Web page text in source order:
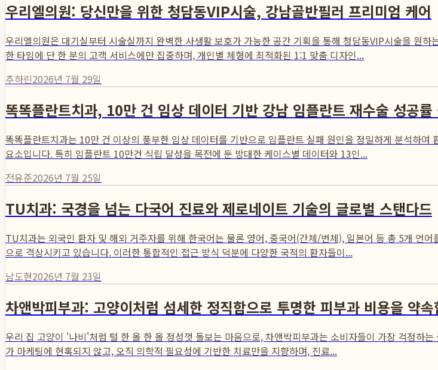
우리엘의원: 당신만을 위한 청담동VIP시술, 강남골반필러 프리미엄 케어
우리엘의원은 대기실부터 시술실까지 완벽한 사생활 보호가 가능한 공간 기획을 통해 청담동VIP시술을 원
한 타임에 단 한 분의 고객 서비스에만 집중하며, 개인별 체형에 최적화된 1:1 맞춤 디자인...
추하린2026년 7월 29일
똑똑플란트치과, 10만 건 임상 데이터 기반 강남 임플란트 재수술 성공
똑똑플란트치과는 10만 건 이상의 풍부한 임상 데이터를 기반으로 임플란트 실패 원인을 정밀하게 분석하
요소입니다. 특히 임플란트 10만건 식립 달성을 목전에 둔 방대한 케이스별 데이터와 13인...
전유준2026년 7월 25일
TU치과: 국경을 넘는 다국어 진료와 제로네이트 기술의 글로벌 스탠다드
TU치과는 외국인 환자 및 해외 거주자를 위해 한국어는 물론 영어, 중국어(간체/번체), 일본어 등 총 5개 언
으로 격상시키고 있습니다. 이러한 통합적인 접근 방식 덕분에 다양한 국적의 환자들이...
남도현2026년 7월 23일
차앤박피부과: 고양이처럼 섬세한 정직함으로 투명한 피부과 비용을 약속
우리 집 고양이 '나비'처럼 털 한 올 한 올 정성껏 돌보는 마음으로, 차앤박피부과는 소비자들이 가장 걱정하
가 마케팅에 현혹되지 않고, 오직 의학적 필요성에 기반한 치료만을 지향하며, 진료...